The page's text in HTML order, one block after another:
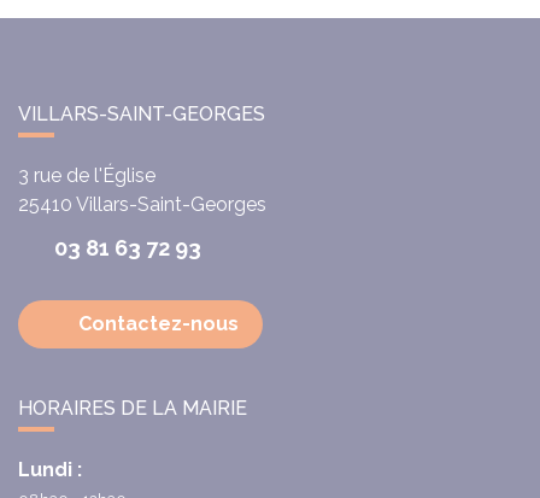
VILLARS-SAINT-GEORGES
3 rue de l'Église
25410 Villars-Saint-Georges
03 81 63 72 93
Contactez-nous
HORAIRES DE LA MAIRIE
Lundi :